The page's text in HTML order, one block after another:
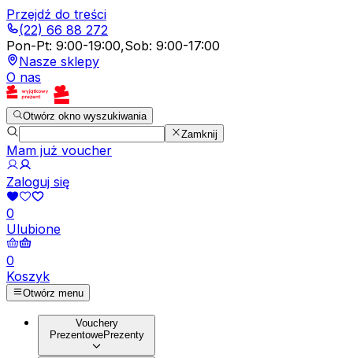
Przejdź do treści
(22) 66 88 272
Pon-Pt: 9:00-19:00,Sob: 9:00-17:00
Nasze sklepy
O nas
Otwórz okno wyszukiwania
Zamknij
Mam już voucher
Zaloguj się
0
Ulubione
0
Koszyk
Otwórz menu
Vouchery
PrezentowePrezenty